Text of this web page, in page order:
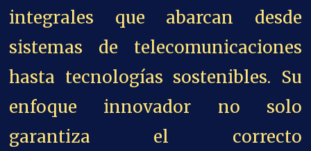
integrales que abarcan desde
sistemas de telecomunicaciones
hasta tecnologías sostenibles. Su
enfoque innovador no solo
garantiza el correcto